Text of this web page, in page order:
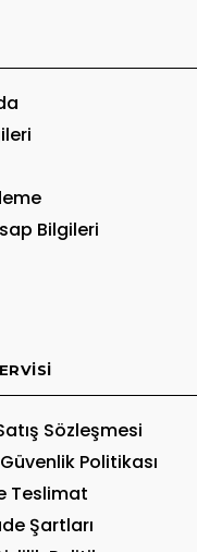
Bilgileri
Sözleşmesi
Politikası
Teslimat
Şartları